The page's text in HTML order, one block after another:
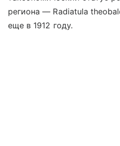
региона — Radiatula
еще в 1912 году.